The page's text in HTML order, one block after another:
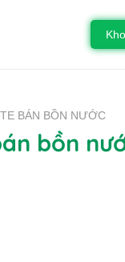
BÁN BỒN NƯỚC
bồn